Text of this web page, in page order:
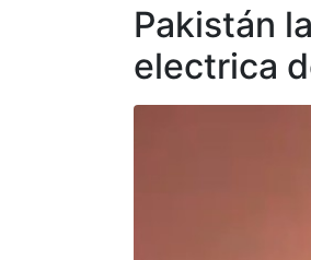
Pakistán
electrica